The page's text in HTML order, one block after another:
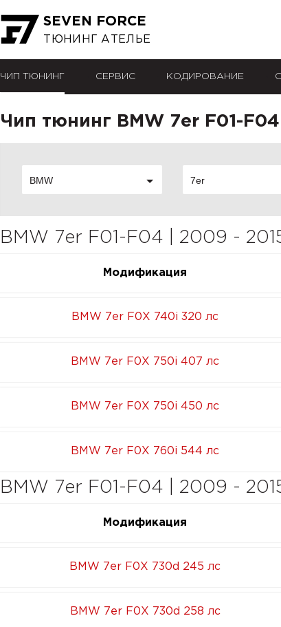
SEVEN FORCE
ТЮНИНГ АТЕЛЬЕ
ЧИП ТЮНИНГ СЕРВИС КОДИРОВАНИЕ
Чип тюнинг BMW 7er F01-
BMW 7er
BMW 7er F01-F04 | 2009 -
Модификация
BMW 7er F0X 740i 320 лс
BMW 7er F0X 750i 407 лс
BMW 7er F0X 750i 450 лс
BMW 7er F0X 760i 544 лс
BMW 7er F01-F04 | 2009 -
Модификация
BMW 7er F0X 730d 245 лс
BMW 7er F0X 730d 258 лс